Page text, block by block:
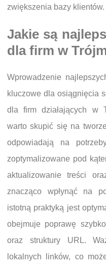
zwiększenia bazy klientów.
Jakie są
dla firm w
Wprowadzenie
kluczowe dla osiągnięcia
dla firm działających w
warto skupić się na
odpowiadają na
zoptymalizowane pod
aktualizowanie treści
znacząco wpłynąć na
istotną praktyką jest
obejmuje poprawę
oraz struktury URL.
lokalnych linków, co